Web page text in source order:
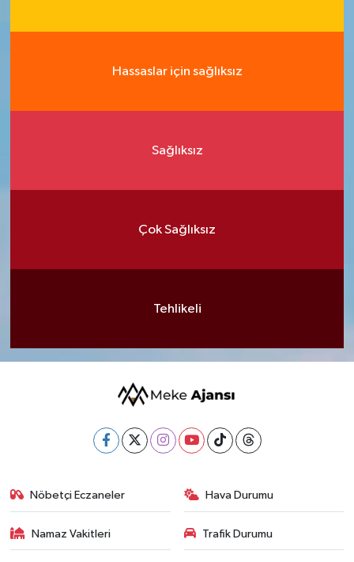
Hassaslar için sağlıksız
Sağlıksız
Çok Sağlıksız
Tehlikeli
Nöbetçi Eczaneler Hava Durumu
Namaz Vakitleri Trafik Durumu